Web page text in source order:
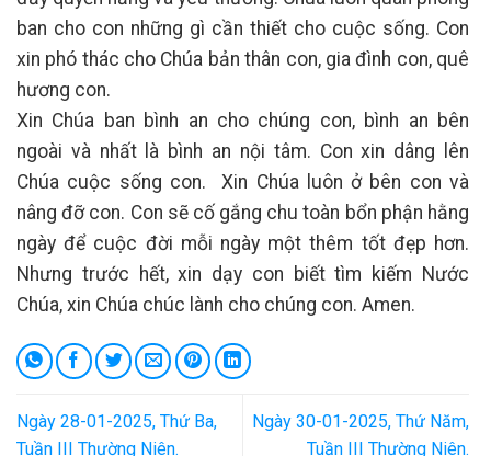
ban cho con những gì cần thiết cho cuộc sống. Con
xin phó thác cho Chúa bản thân con, gia đình con, quê
hương con.
Xin Chúa ban bình an cho chúng con, bình an bên
ngoài và nhất là bình an nội tâm. Con xin dâng lên
Chúa cuộc sống con. Xin Chúa luôn ở bên con và
nâng đỡ con. Con sẽ cố gắng chu toàn bổn phận hằng
ngày để cuộc đời mỗi ngày một thêm tốt đẹp hơn.
Nhưng trước hết, xin dạy con biết tìm kiếm Nước
Chúa, xin Chúa chúc lành cho chúng con. Amen.
Ngày 28-01-2025, Thứ Ba,
Tuần III Thường Niên.
Ngày 30-01-2025, Thứ Năm,
Tuần III Thường Niên.